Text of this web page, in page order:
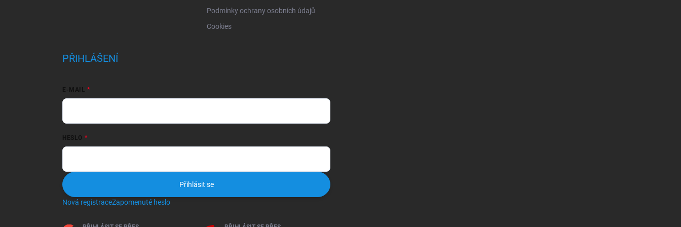
Podmínky ochrany osobních údajů
Cookies
PŘIHLÁŠENÍ
E-MAIL
HESLO
Přihlásit se
Nová registraceZapomenuté heslo